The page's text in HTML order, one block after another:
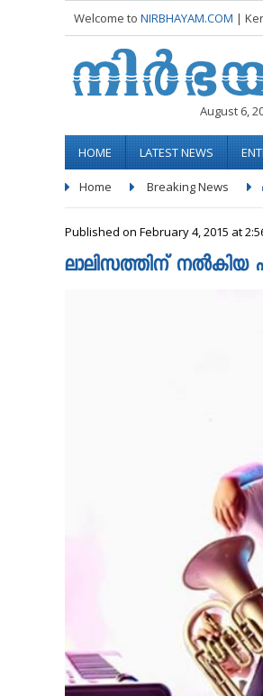
Welcome to NIRBHAYAM.COM |
August 6,
HOME LATEST NEWS
Home Breaking News
Published on February 4, 2015 at
ലാലിസത്തിന് നല്‍കിയ